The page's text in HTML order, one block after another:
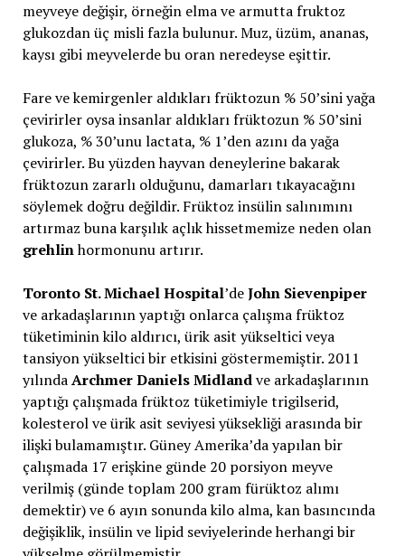
meyveye değişir, örneğin elma ve armutta fruktoz
glukozdan üç misli fazla bulunur. Muz, üzüm, ananas,
kaysı gibi meyvelerde bu oran neredeyse eşittir.
Fare ve kemirgenler aldıkları früktozun % 50’sini yağa
çevirirler oysa insanlar aldıkları früktozun % 50’sini
glukoza, % 30’unu lactata, % 1’den azını da yağa
çevirirler. Bu yüzden hayvan deneylerine bakarak
früktozun zararlı olduğunu, damarları tıkayacağını
söylemek doğru değildir. Früktoz insülin salınımını
artırmaz buna karşılık açlık hissetmemize neden olan
grehlinhormonunu artırır.
Toronto St. Michael Hospital’deJohn Sievenpiper
ve arkadaşlarının yaptığı onlarca çalışma früktoz
tüketiminin kilo aldırıcı, ürik asit yükseltici veya
tansiyon yükseltici bir etkisini göstermemiştir. 2011
yılındaArchmer Daniels Midlandve arkadaşlarının
yaptığı çalışmada früktoz tüketimiyle trigilserid,
kolesterol ve ürik asit seviyesi yüksekliği arasında bir
ilişki bulamamıştır. Güney Amerika’da yapılan bir
çalışmada 17 erişkine günde 20 porsiyon meyve
verilmiş (günde toplam 200 gram fürüktoz alımı
demektir) ve 6 ayın sonunda kilo alma, kan basıncında
değişiklik, insülin ve lipid seviyelerinde herhangi bir